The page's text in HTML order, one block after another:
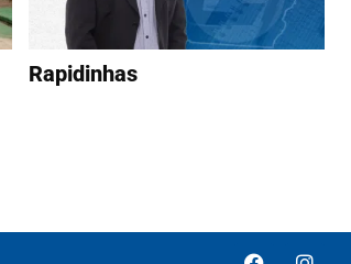
Rapidinhas